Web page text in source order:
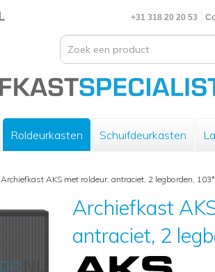
+31 318 20 20 53
Roldeurkasten Schuifdeurkasten
Archiefkast AKS met roldeur, antraciet, 2 legborden,
Archiefkast
antraciet, 2